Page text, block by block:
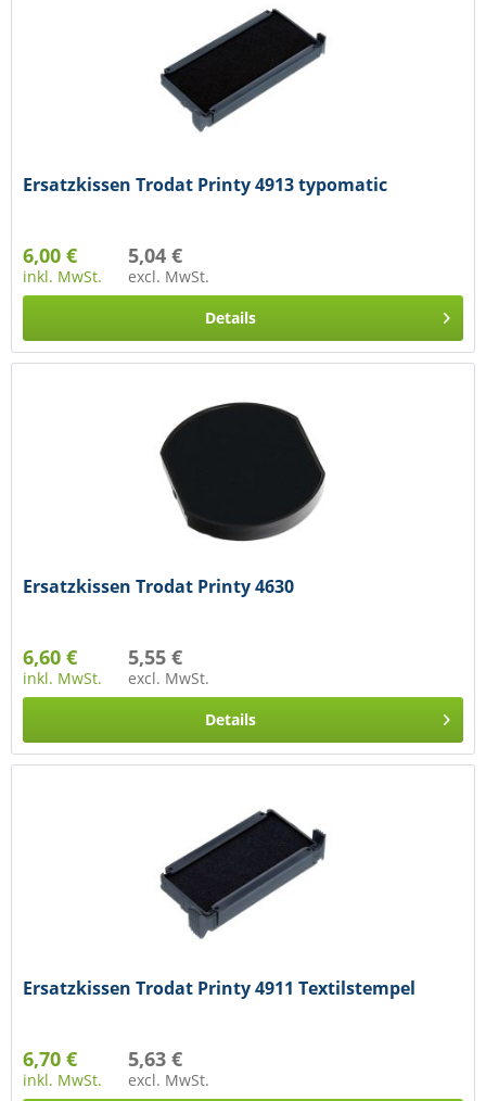
Ersatzkissen Trodat Printy 4913 typomatic
6,00 €
inkl. MwSt.
5,04 €
excl. MwSt.
Details
Ersatzkissen Trodat Printy 4630
6,60 €
inkl. MwSt.
5,55 €
excl. MwSt.
Details
Ersatzkissen Trodat Printy 4911 Textilstempel
6,70 €
inkl. MwSt.
5,63 €
excl. MwSt.